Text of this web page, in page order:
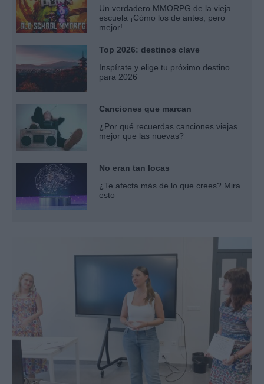
Un verdadero MMORPG de la vieja
escuela ¡Cómo los de antes, pero
mejor!
Top 2026: destinos clave
Inspírate y elige tu próximo destino
para 2026
Canciones que marcan
¿Por qué recuerdas canciones viejas
mejor que las nuevas?
No eran tan locas
¿Te afecta más de lo que crees? Mira
esto